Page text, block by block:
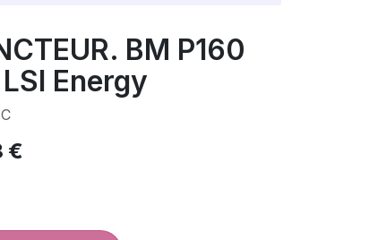
BM P160
Energy
€